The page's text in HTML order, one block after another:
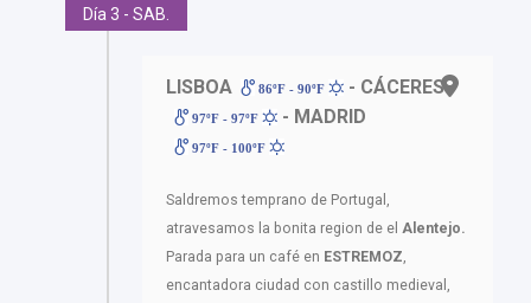
Día 3 - SAB.
LISBOA 86ºF - 90ºF - CÁCERES
97ºF - 97ºF - MADRID
97ºF - 100ºF
Saldremos temprano de Portugal,
atravesamos la bonita region de el Alentejo.
Parada para un café en ESTREMOZ
encantadora ciudad con castillo medieval,